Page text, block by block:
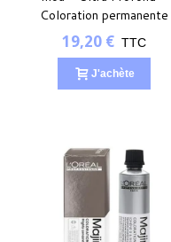
Coloration permanente
19,20 € TTC
J'achète